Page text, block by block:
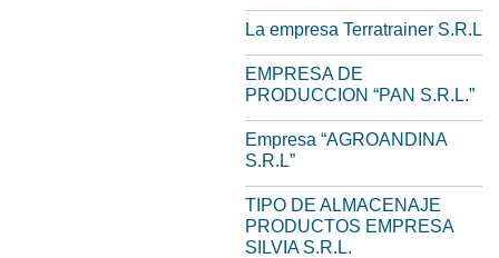
La empresa Terratrainer S.R.L
EMPRESA DE
PRODUCCION “PAN S.R.L.”
Empresa “AGROANDINA
S.R.L”
TIPO DE ALMACENAJE
PRODUCTOS EMPRESA
SILVIA S.R.L.